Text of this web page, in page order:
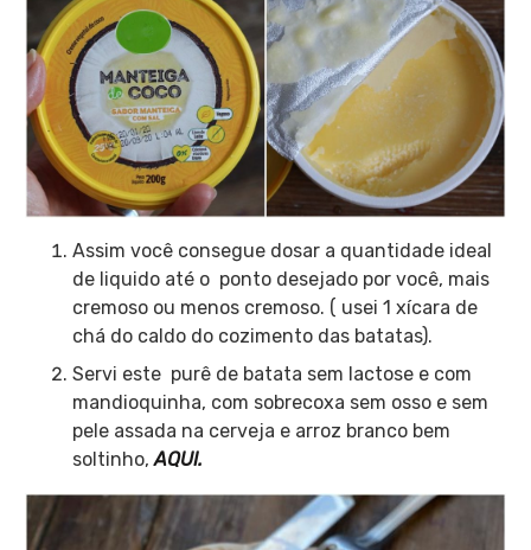
Assim você consegue dosar a quantidade ideal
de liquido até o ponto desejado por você, mais
cremoso ou menos cremoso. ( usei 1 xícara de
chá do caldo do cozimento das batatas).
Servi este purê de batata sem lactose e com
mandioquinha, com sobrecoxa sem osso e sem
pele assada na cerveja e arroz branco bem
soltinho,AQUI.